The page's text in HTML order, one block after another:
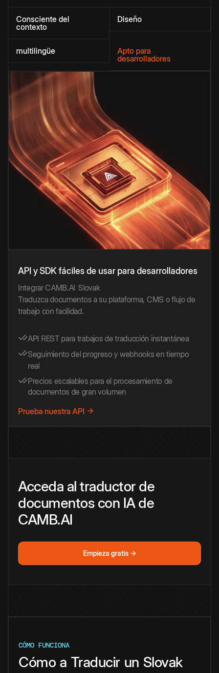
Consciente del
contexto
Diseño
multilingüe
Apto para
desarrolladores
API y SDK fáciles de usar para desarrolladores
Integrar CAMB.AI Slovak
Traduzca documentos a su plataforma, CMS o flujo de
trabajo con facilidad.
API REST para trabajos de traducción instantánea
Seguimiento del progreso y webhooks en tiempo
real
Precios escalables para el procesamiento de
documentos de gran volumen
Prueba nuestra API →
Acceda al traductor de
documentos con IA de
CAMB.AI
Empieza gratis →
CÓMO FUNCIONA
Cómo a Traducir un Slovak